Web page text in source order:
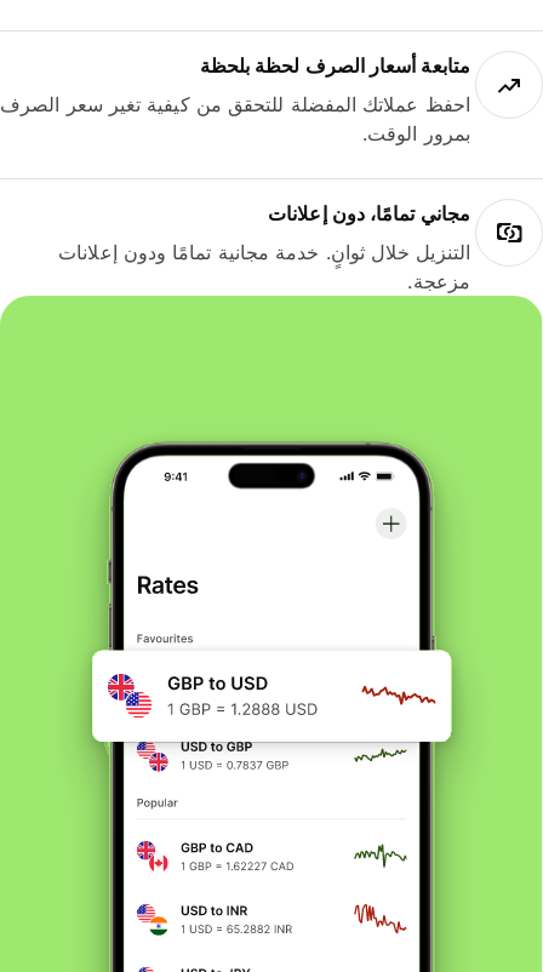
متابعة أسعار الصرف لحظة بلحظة
احفظ عملاتك المفضلة للتحقق من كيفية تغير سعر الصرف
بمرور الوقت.
مجاني تمامًا، دون إعلانات
التنزيل خلال ثوانٍ. خدمة مجانية تمامًا ودون إعلانات
مزعجة.